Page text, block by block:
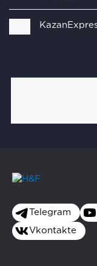
Telegram
Vkontakte